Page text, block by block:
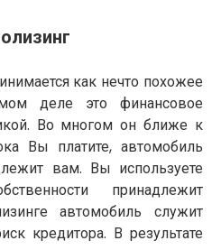
как нечто похожее
деле это финансовое
Во многом он ближе к
Вы платите, автомобиль
вам. Вы используете
принадлежит
автомобиль служит
кредитора. В результате